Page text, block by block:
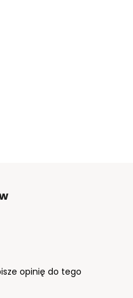
opinię do tego